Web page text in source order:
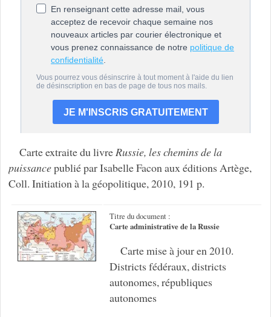
Carte extraite du livreRussie, les chemins de la
puissancepublié par Isabelle Facon aux éditions Artège,
Coll. Initiation à la géopolitique, 2010, 191 p.
Titre du document :
Carte administrative de la Russie
Carte mise à jour en 2010.
Districts fédéraux, districts
autonomes, républiques
autonomes